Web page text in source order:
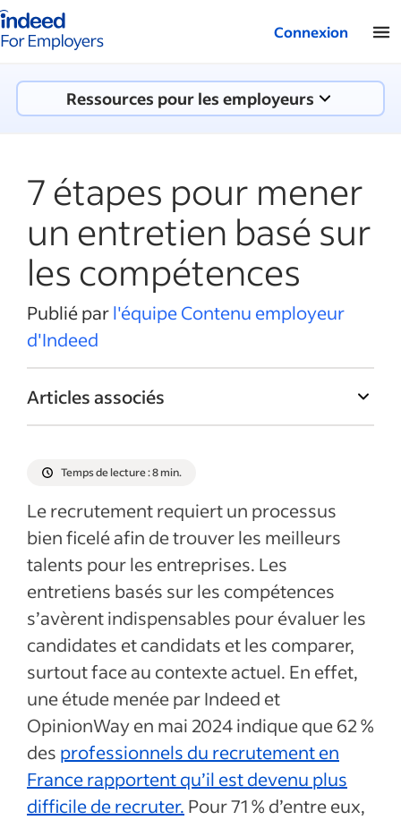
Indeed - Entreprises
Connexion
Ressources pour les employeurs
7 étapes pour mener
un entretien basé sur
les compétences
Publié parl'équipe Contenu employeur
d'Indeed
Articles associés
Temps de lecture : 8 min.
Le recrutement requiert un processus
bien ficelé afin de trouver les meilleurs
talents pour les entreprises. Les
entretiens basés sur les compétences
s’avèrent indispensables pour évaluer les
candidates et candidats et les comparer,
surtout face au contexte actuel. En effet,
une étude menée par Indeed et
OpinionWay en mai 2024 indique que 62 %
des professionnels du recrutement en
France rapportent qu’il est devenu plus
difficile de recruter. Pour 71 % d’entre eux,